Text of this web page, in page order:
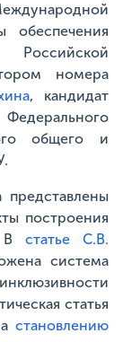
обеспечения
номера
, кандидат
общего и
построения
Встатье С.В.
система
статья
становлению